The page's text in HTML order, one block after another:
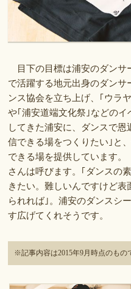
目下の目標は浦安のダンサ
で活躍する地元出身のダンサ
ンス協会を立ち上げ、｢ウラ
や｢浦安道端文化祭｣などの
してきた浦安に、ダンスで
信できる場をつくりたい｣と
できる場を提供しています
さんは呼びます。｢ダンスの
きたい。難しいんですけど表
られれば｣。浦安のダンスシ
す広げてくれそうです。
※記事内容は2015年9月時点のもの